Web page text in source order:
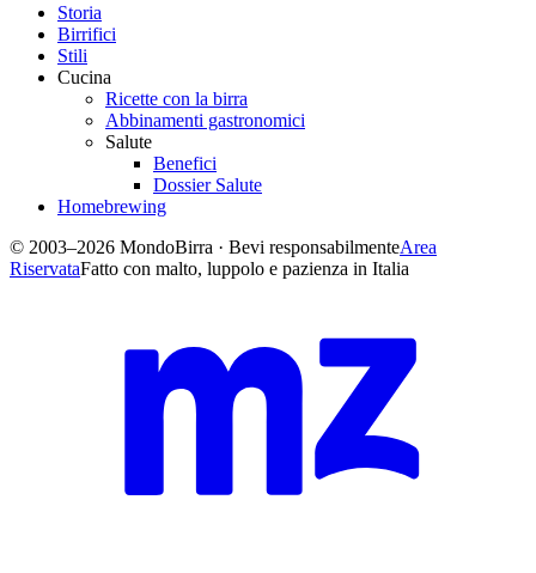
Storia
Birrifici
Stili
Cucina
Ricette con la birra
Abbinamenti gastronomici
Salute
Benefici
Dossier Salute
Homebrewing
© 2003–2026 MondoBirra · Bevi responsabilmenteArea
RiservataFatto con malto, luppolo e pazienza in Italia